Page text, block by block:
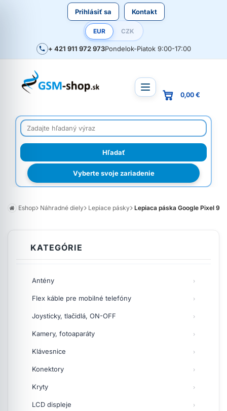
Prihlásiť sa Kontakt
EUR CZK
+ 421 911 972 973Pondelok-Piatok 9:00-17:00
Vyberte svoje zariadenie
0,00 €
Eshop Náhradné diely Lepiace pásky Lepiaca páska Google Pixel 9
KATEGÓRIE
Antény
Flex káble pre mobilné telefóny
Joysticky, tlačidlá, ON-OFF
Kamery, fotoaparáty
Klávesnice
Konektory
Kryty
LCD displeje